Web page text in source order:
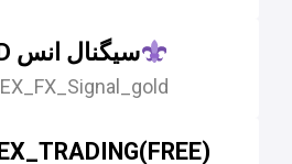
FX_GOLD سیگنال انس